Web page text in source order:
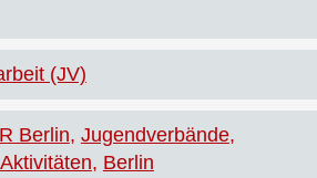
(JV)
Berlin Jugendverbände
Berlin